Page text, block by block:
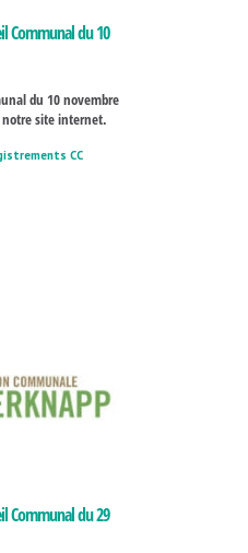
Communal du 10
du 10 novembre
site internet.
CC
Communal du 29